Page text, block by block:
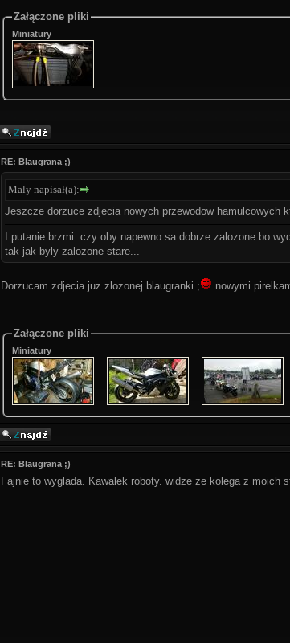
Załączone pliki
Miniatury
RE: Blaugrana ;)
Maly napisał(a):
Jeszcze dorzuce zdjecia nowych przewodow hamulcowych
I putanie brzmi: czy oby napewno sa dobrze zalozone bo
tak jak byly zalozone stare...
Dorzucam zdjecia juz zlozonej blaugranki ; nowymi
Załączone pliki
Miniatury
RE: Blaugrana ;)
Fajnie to wyglada. Kawalek roboty. widze ze kolega z moich